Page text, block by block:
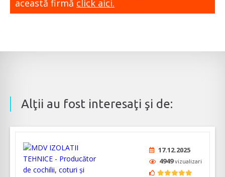
această firmă click aici.
Alţii au fost interesaţi şi de:
17.12.2025
4949vizualizari